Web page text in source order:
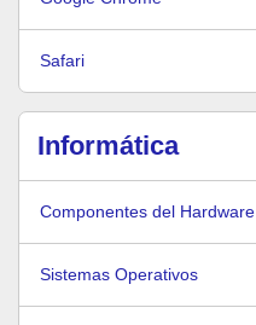
Safari
Informática
Componentes del Hardware
Sistemas Operativos